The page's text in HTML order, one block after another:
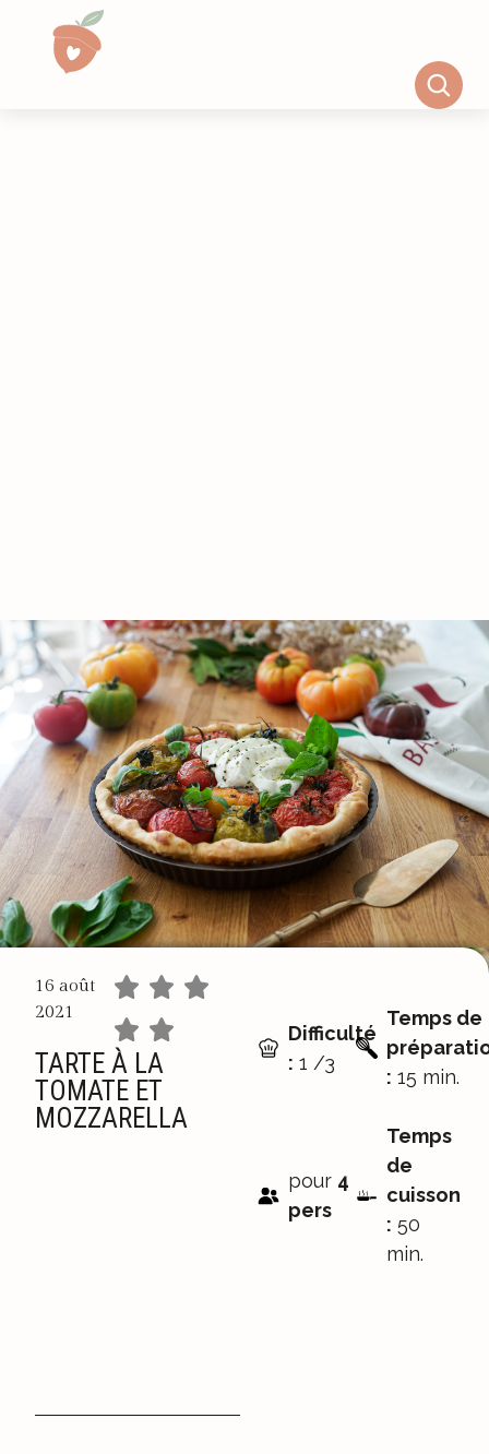
16 août
2021
TARTE À LA
TOMATE ET
MOZZARELLA
Difficulté
: 1 /3
Temps de
: 15 min.
pour 4
pers
Temps
de
cuisson
: 50
min.